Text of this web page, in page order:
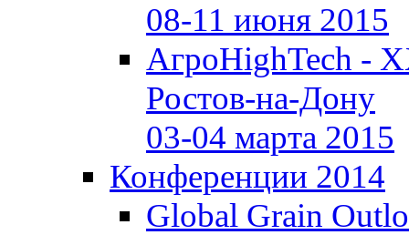
08-11 июня 2015
АгроHighTech -
Ростов-на-Дону
03-04 марта 2015
Конференции 2014
Global Grain